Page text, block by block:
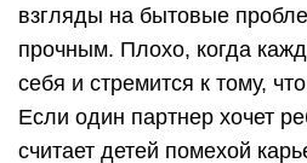
взгляды на бытовые
прочным. Плохо, когда
себя и стремится к тому,
Если один партнер хочет
считает детей помехой